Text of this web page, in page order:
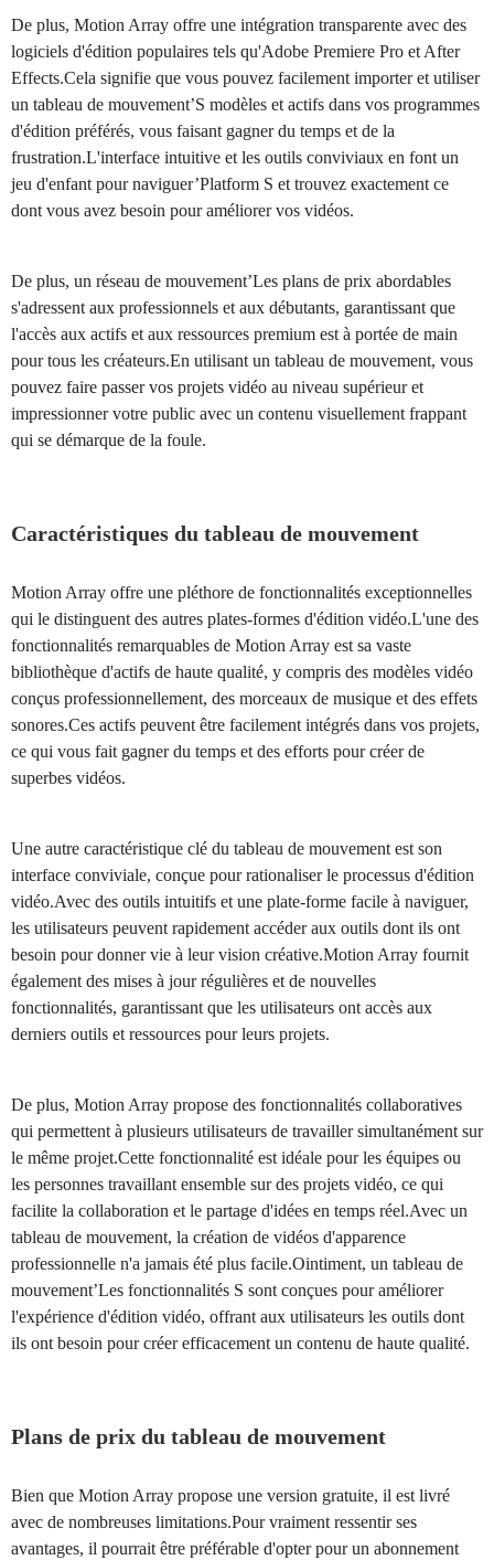
De plus, Motion Array offre une intégration transparente avec des
logiciels d'édition populaires tels qu'Adobe Premiere Pro et After
Effects.Cela signifie que vous pouvez facilement importer et utiliser
un tableau de mouvement’S modèles et actifs dans vos programmes
d'édition préférés, vous faisant gagner du temps et de la
frustration.L'interface intuitive et les outils conviviaux en font un
jeu d'enfant pour naviguer’Platform S et trouvez exactement ce
dont vous avez besoin pour améliorer vos vidéos.
De plus, un réseau de mouvement’Les plans de prix abordables
s'adressent aux professionnels et aux débutants, garantissant que
l'accès aux actifs et aux ressources premium est à portée de main
pour tous les créateurs.En utilisant un tableau de mouvement, vous
pouvez faire passer vos projets vidéo au niveau supérieur et
impressionner votre public avec un contenu visuellement frappant
qui se démarque de la foule.
Caractéristiques du tableau de mouvement
Motion Array offre une pléthore de fonctionnalités exceptionnelles
qui le distinguent des autres plates-formes d'édition vidéo.L'une des
fonctionnalités remarquables de Motion Array est sa vaste
bibliothèque d'actifs de haute qualité, y compris des modèles vidéo
conçus professionnellement, des morceaux de musique et des effets
sonores.Ces actifs peuvent être facilement intégrés dans vos projets,
ce qui vous fait gagner du temps et des efforts pour créer de
superbes vidéos.
Une autre caractéristique clé du tableau de mouvement est son
interface conviviale, conçue pour rationaliser le processus d'édition
vidéo.Avec des outils intuitifs et une plate-forme facile à naviguer,
les utilisateurs peuvent rapidement accéder aux outils dont ils ont
besoin pour donner vie à leur vision créative.Motion Array fournit
également des mises à jour régulières et de nouvelles
fonctionnalités, garantissant que les utilisateurs ont accès aux
derniers outils et ressources pour leurs projets.
De plus, Motion Array propose des fonctionnalités collaboratives
qui permettent à plusieurs utilisateurs de travailler simultanément sur
le même projet.Cette fonctionnalité est idéale pour les équipes ou
les personnes travaillant ensemble sur des projets vidéo, ce qui
facilite la collaboration et le partage d'idées en temps réel.Avec un
tableau de mouvement, la création de vidéos d'apparence
professionnelle n'a jamais été plus facile.Ointiment, un tableau de
mouvement’Les fonctionnalités S sont conçues pour améliorer
l'expérience d'édition vidéo, offrant aux utilisateurs les outils dont
ils ont besoin pour créer efficacement un contenu de haute qualité.
Plans de prix du tableau de mouvement
Bien que Motion Array propose une version gratuite, il est livré
avec de nombreuses limitations.Pour vraiment ressentir ses
avantages, il pourrait être préférable d'opter pour un abonnement